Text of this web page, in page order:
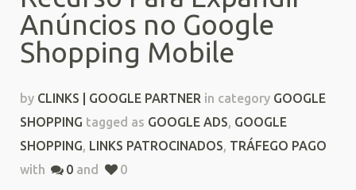
Anúncios no Google
Shopping Mobile
by CLINKS | GOOGLE PARTNER in category GOOGLE
SHOPPING tagged as GOOGLE ADS, GOOGLE
SHOPPING, LINKS PATROCINADOS, TRÁFEGO PAGO
with
0 and 0